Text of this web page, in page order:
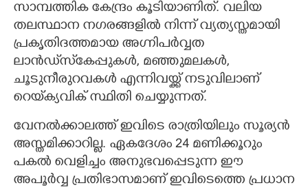
സാമ്പത്തിക കേന്ദ്രം കൂടിയാണിത്. വലിയ
തലസ്ഥാന നഗരങ്ങളിൽ നിന്ന് വ്യത്യസ്തമായി
പ്രകൃതിദത്തമായ അഗ്നിപർവ്വത
ലാൻഡ്‌സ്‌കേപ്പുകൾ, മഞ്ഞുമലകൾ,
ചൂടുനീരുറവകൾ എന്നിവയ്ക്ക് നടുവിലാണ്
റെയ്‌ക്യവിക് സ്ഥിതി ചെയ്യുന്നത്.
വേനൽക്കാലത്ത് ഇവിടെ രാത്രിയിലും സൂര്യൻ
അസ്തമിക്കാറില്ല. ഏകദേശം 24 മണിക്കൂറും
പകൽ വെളിച്ചം അനുഭവപ്പെടുന്ന ഈ
അപൂർവ്വ പ്രതിഭാസമാണ് ഇവിടെത്തെ പ്രധാന